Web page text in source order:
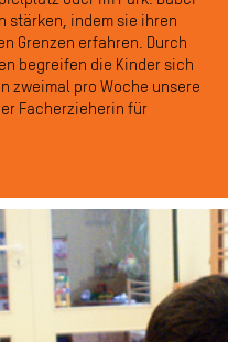
stärken, indem sie ihren
Grenzen erfahren. Durch
begreifen die Kinder sich
zweimal pro Woche unsere
Facherzieherin für